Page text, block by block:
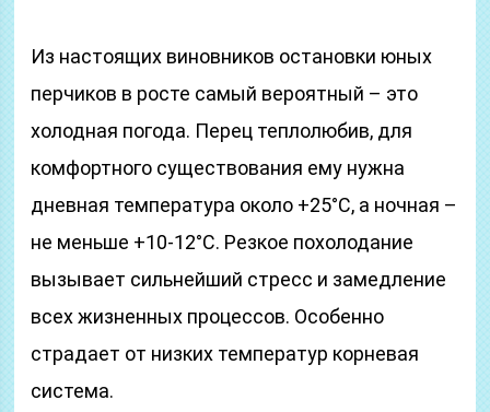
Из настоящих виновников остановки юных
перчиков в росте самый вероятный – это
холодная погода. Перец теплолюбив, для
комфортного существования ему нужна
дневная температура около +25°С, а ночная –
не меньше +10-12°С. Резкое похолодание
вызывает сильнейший стресс и замедление
всех жизненных процессов. Особенно
страдает от низких температур корневая
система.